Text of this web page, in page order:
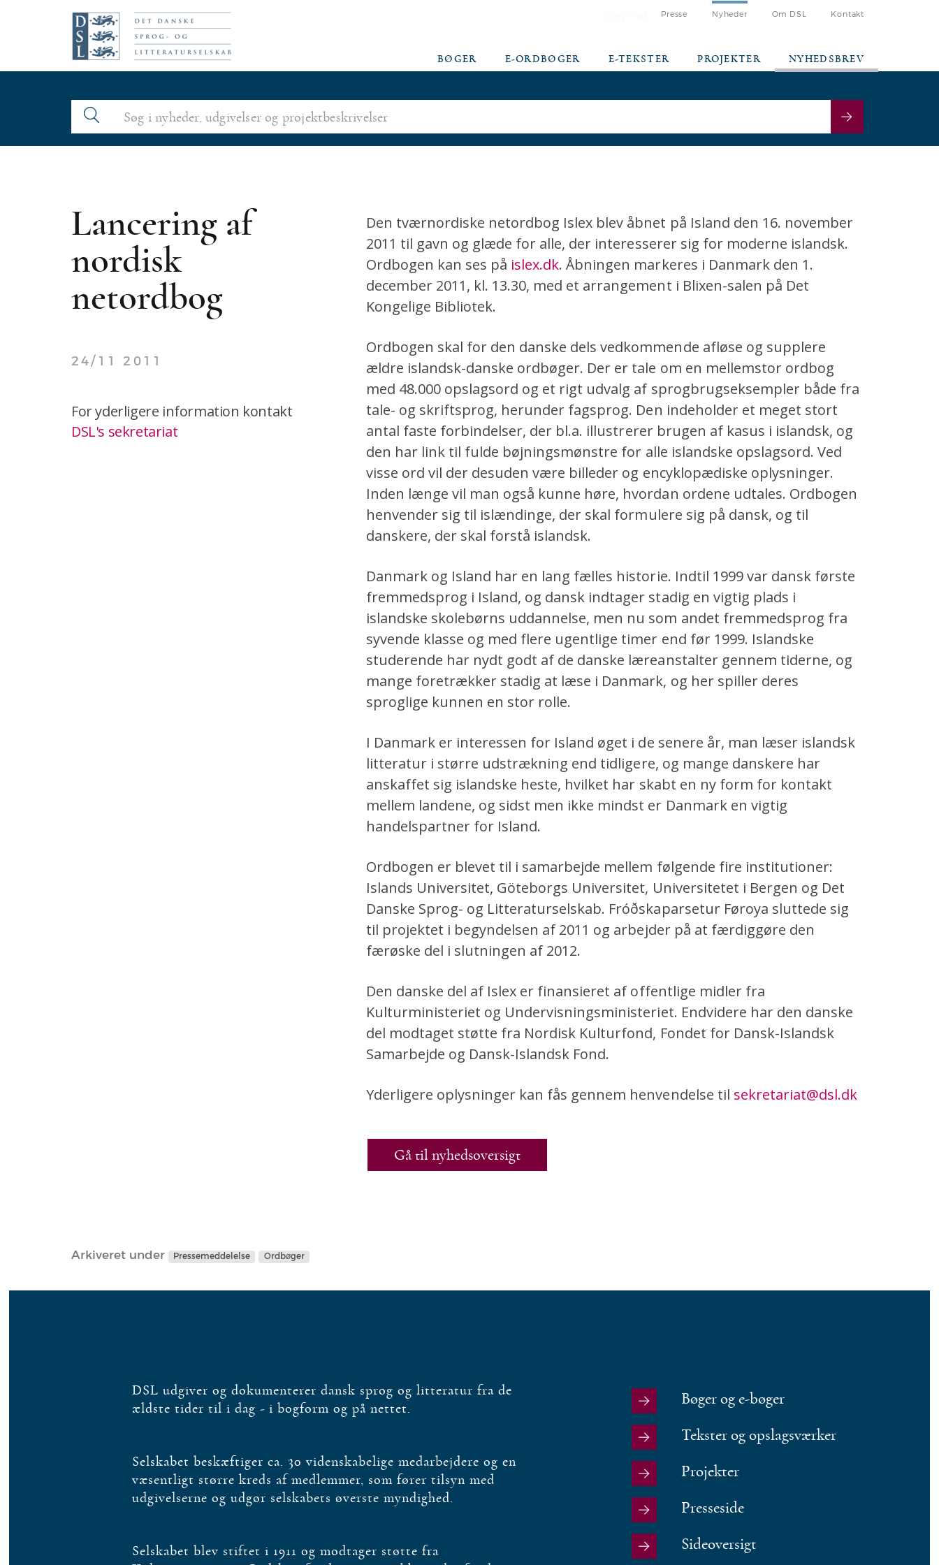
Presse Nyheder Om DSL Kontakt
BØGER E-ORDBØGER E-TEKSTER PROJEKTER NYHEDSBREV
Lancering af
nordisk
netordbog
24/11 2011
For yderligere information kontakt
DSL's sekretariat
Den tværnordiske netordbog Islex blev åbnet på Island den 16. november
2011 til gavn og glæde for alle, der interesserer sig for moderne islandsk.
Ordbogen kan ses på islex.dk. Åbningen markeres i Danmark den 1.
december 2011, kl. 13.30, med et arrangement i Blixen-salen på Det
Kongelige Bibliotek.
Ordbogen skal for den danske dels vedkommende afløse og supplere
ældre islandsk-danske ordbøger. Der er tale om en mellemstor ordbog
med 48.000 opslagsord og et rigt udvalg af sprogbrugseksempler både fra
tale- og skriftsprog, herunder fagsprog. Den indeholder et meget stort
antal faste forbindelser, der bl.a. illustrerer brugen af kasus i islandsk, og
den har link til fulde bøjningsmønstre for alle islandske opslagsord. Ved
visse ord vil der desuden være billeder og encyklopædiske oplysninger.
Inden længe vil man også kunne høre, hvordan ordene udtales. Ordbogen
henvender sig til islændinge, der skal formulere sig på dansk, og til
danskere, der skal forstå islandsk.
Danmark og Island har en lang fælles historie. Indtil 1999 var dansk første
fremmedsprog i Island, og dansk indtager stadig en vigtig plads i
islandske skolebørns uddannelse, men nu som andet fremmedsprog fra
syvende klasse og med flere ugentlige timer end før 1999. Islandske
studerende har nydt godt af de danske læreanstalter gennem tiderne, og
mange foretrækker stadig at læse i Danmark, og her spiller deres
sproglige kunnen en stor rolle.
I Danmark er interessen for Island øget i de senere år, man læser islandsk
litteratur i større udstrækning end tidligere, og mange danskere har
anskaffet sig islandske heste, hvilket har skabt en ny form for kontakt
mellem landene, og sidst men ikke mindst er Danmark en vigtig
handelspartner for Island.
Ordbogen er blevet til i samarbejde mellem følgende fire institutioner:
Islands Universitet, Göteborgs Universitet, Universitetet i Bergen og Det
Danske Sprog- og Litteraturselskab. Fróðskaparsetur Føroya sluttede sig
til projektet i begyndelsen af 2011 og arbejder på at færdiggøre den
færøske del i slutningen af 2012.
Den danske del af Islex er finansieret af offentlige midler fra
Kulturministeriet og Undervisningsministeriet. Endvidere har den danske
del modtaget støtte fra Nordisk Kulturfond, Fondet for Dansk-Islandsk
Samarbejde og Dansk-Islandsk Fond.
Yderligere oplysninger kan fås gennem henvendelse til sekretariat@dsl.dk
Gå til nyhedsoversigt
Arkiveret under Pressemeddelelse Ordbøger
DSL udgiver og dokumenterer dansk sprog og litteratur fra de
ældste tider til i dag - i bogform og på nettet.
Selskabet beskæftiger ca. 30 videnskabelige medarbejdere og en
væsentligt større kreds af medlemmer, som fører tilsyn med
udgivelserne og udgør selskabets øverste myndighed.
Selskabet blev stiftet i 1911 og modtager støtte fra
Bøger og e-bøger
Tekster og opslagsværker
Projekter
Presseside
Sideoversigt